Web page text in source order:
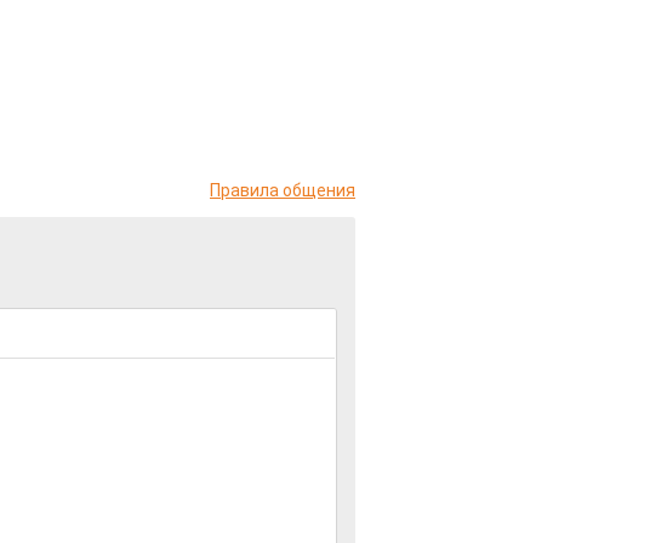
Правила общения